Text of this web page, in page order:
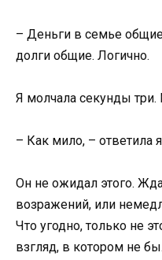
– Деньги в семье
долги общие. Логично.
Я молчала секунды
– Как мило, – ответила
Он не ожидал этого.
возражений, или
Что угодно, только не
взгляд, в котором не